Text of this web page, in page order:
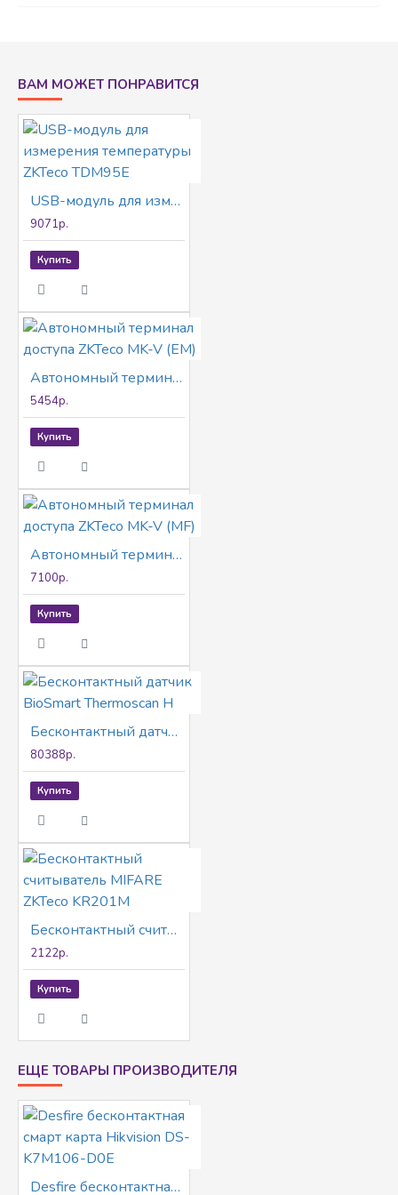
ВАМ МОЖЕТ ПОНРАВИТСЯ
USB-модуль для измерения температуры ZKTeco TDM95E
9071р.
Купить
Автономный терминал доступа ZKTeco MK-V (EM)
5454р.
Купить
Автономный терминал доступа ZKTeco MK-V (MF)
7100р.
Купить
Бесконтактный датчик BioSmart Thermoscan H
80388р.
Купить
Бесконтактный считыватель MIFARE ZKTeco KR201M
2122р.
Купить
ЕЩЕ ТОВАРЫ ПРОИЗВОДИТЕЛЯ
Desfire бесконтактная смарт карта Hikvision DS-K7M106-D0E